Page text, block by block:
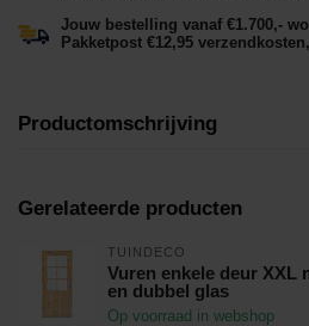
Jouw bestelling vanaf €1.700,-
Pakketpost €12,95
Productomschrijving
Gerelateerde producten
TUINDECO
Vuren enkele deur XXL
en dubbel glas
Op voorraad in webshop